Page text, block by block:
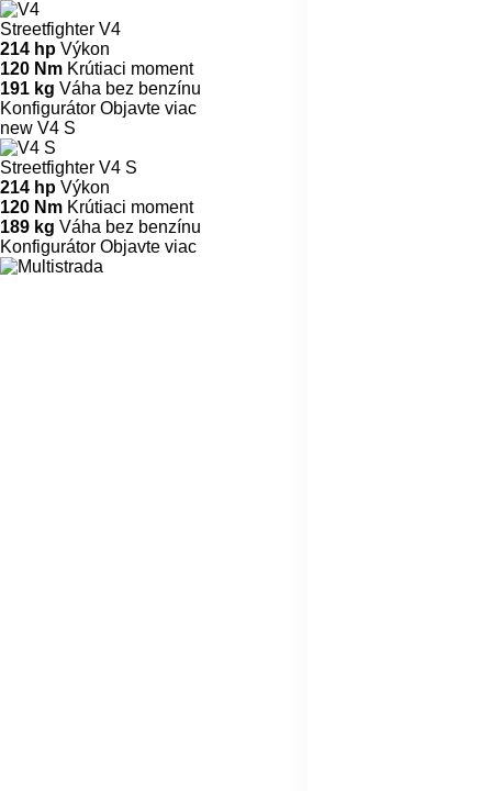
Streetfighter V4
214 hp Výkon
120 Nm Krútiaci moment
191 kg Váha bez benzínu
Konfigurátor Objavte viac
new V4 S
Streetfighter V4 S
214 hp Výkon
120 Nm Krútiaci moment
189 kg Váha bez benzínu
Konfigurátor Objavte viac